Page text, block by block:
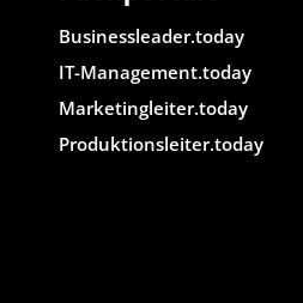
Businessleader.today
IT-Management.today
Marketingleiter.today
Produktionsleiter.today